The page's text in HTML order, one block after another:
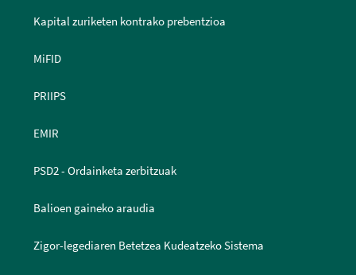
Kapital zuriketen kontrako prebentzioa
MiFID
PRIIPS
EMIR
PSD2 - Ordainketa zerbitzuak
Balioen gaineko araudia
Zigor-legediaren Betetzea Kudeatzeko Sistema